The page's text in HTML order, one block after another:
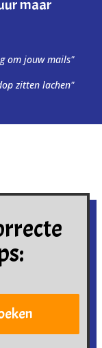
om jouw mails"
zitten lachen"